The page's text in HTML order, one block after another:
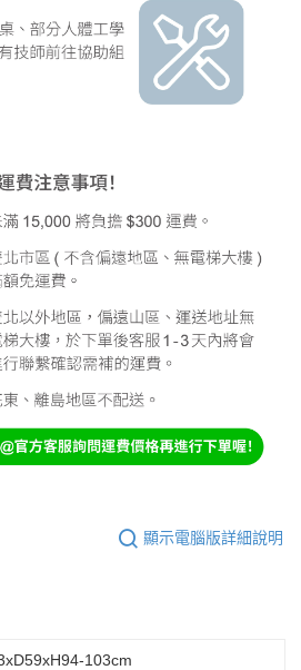
顯示電腦版詳細說明
103cm